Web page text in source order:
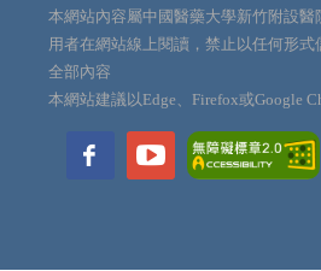
本網站內容屬中國醫藥大學新竹附設醫
用者在網站線上閱讀，禁止以任何形
全部內容
本網站建議以Edge、Firefox或Google